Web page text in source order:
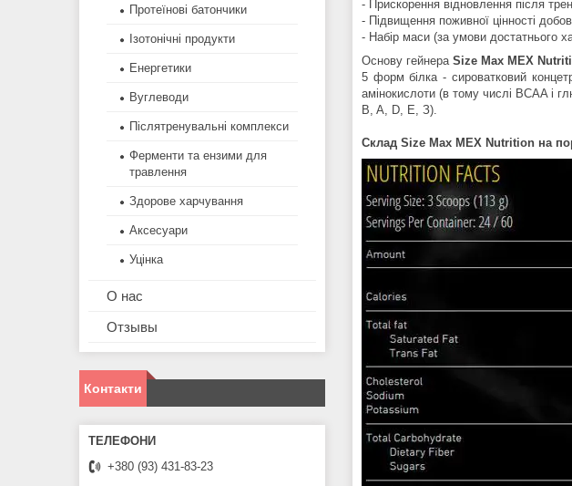
- Прискорення відновлення після
- Підвищення поживної цінності
- Набір маси (за умови достатнього
Основу гейнера Size Max MEX
5 форм білка - сироватковий
амінокислоти (в тому числі BCAA і
B, A, D, E, З).
Склад Size Max MEX Nutrition на
Протеїнові батончики
Ізотонічні продукти
Енергетики
Вуглеводи
Післятренувальні комплекси
Ферменти та ензими для
травлення
Здорове харчування
Аксесуари
Уцінка
О нас
Отзывы
Контакти
+380 (93) 431-83-23